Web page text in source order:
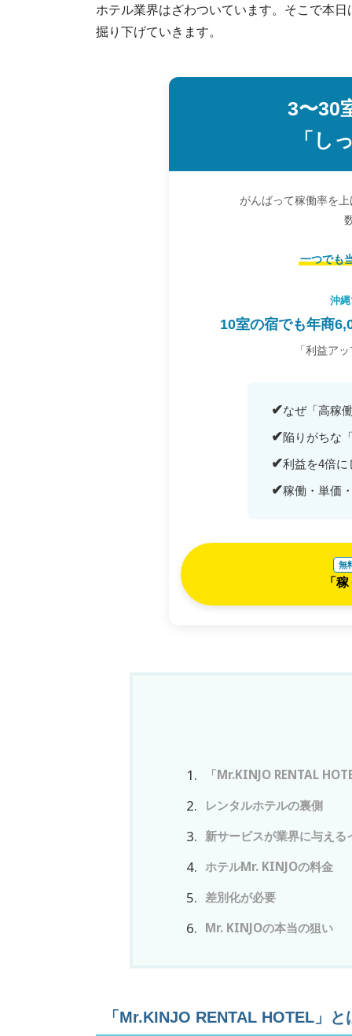
ホテル業界はざわついています。そこで本
掘り下げていきます。
3〜30
「し
がんばって稼働率を
一つでも
沖
10室の宿でも年商
「利益ア
✔なぜ「高稼
✔陥りがちな
✔利益を4倍に
✔稼働・単価
無
「
「Mr.KINJO RENTAL
レンタルホテルの裏側
新サービスが業界に与える
ホテルMr. KINJOの料金
差別化が必要
Mr. KINJOの本当の狙い
「Mr.KINJO RENTAL HOTEL」と